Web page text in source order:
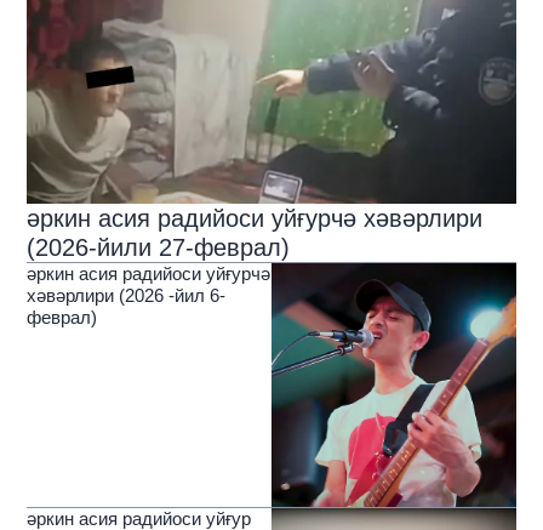
әркин асия радийоси уйғурчә хәвәрлири
(2026-йили 27-феврал)
әркин асия радийоси уйғурчә
хәвәрлири (2026 -йил 6-
феврал)
әркин асия радийоси уйғур